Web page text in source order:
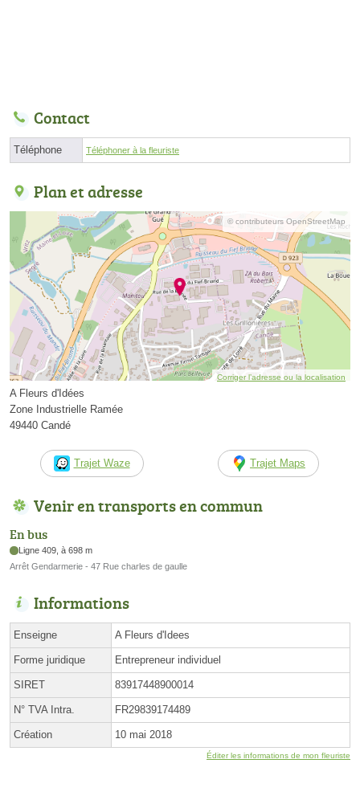
Contact
Téléphone Téléphoner à la fleuriste
Plan et adresse
© contributeurs OpenStreetMap
Corriger l’adresse ou la localisation
A Fleurs d'Idées
Zone Industrielle Ramée
49440 Candé
Trajet Waze Trajet Maps
Venir en transports en commun
En bus
Ligne 409, à 698 m
Arrêt Gendarmerie - 47 Rue charles de gaulle
Informations
Enseigne A Fleurs d'Idees
Forme juridique Entrepreneur individuel
SIRET 83917448900014
N° TVA Intra. FR29839174489
Création 10 mai 2018
Éditer les informations de mon fleuriste